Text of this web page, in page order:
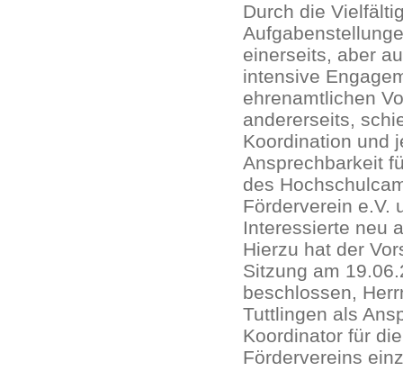
Durch die
einerseits, aber
intensive
ehrenamtlichen
andererseits,
Koordination und
Ansprechbarkeit
des
Förderverein e.V.
Interessierte neu
Hierzu hat der
Sitzung am
beschlossen,
Tuttlingen als
Koordinator für
Fördervereins